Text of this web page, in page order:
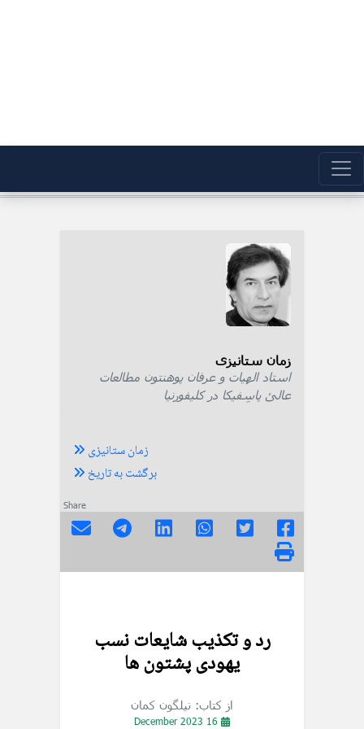
زمان ستانیزی
استاد الهیات و عرفان پوهنتون مطالعات
عالئ پاسِفیکا در کلیفورنیا
زمان ستانیزی
برگشت به تاریخ
Share
رد و تکذیب شایعات نسب
یهودی پشتون ها
از کتاب: نیلگون کمان
16 December 2023